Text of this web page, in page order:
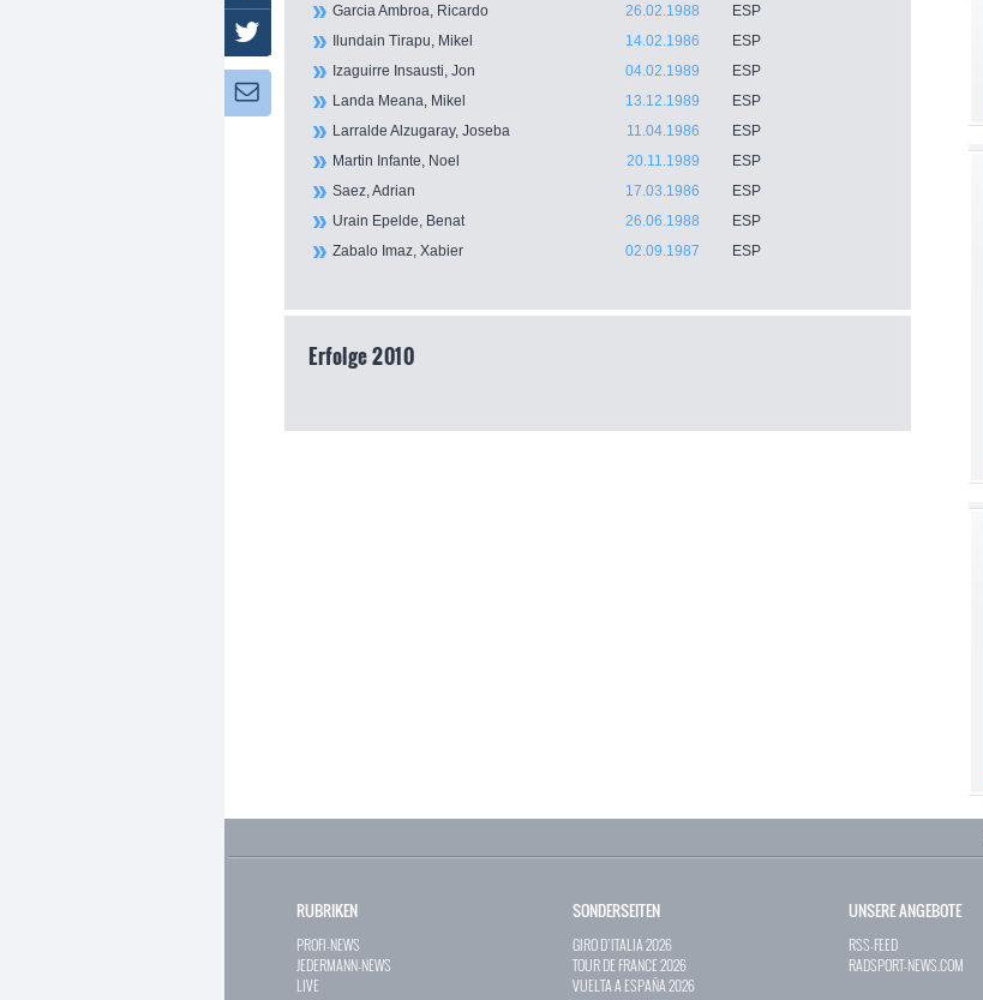
Garcia Ambroa, Ricardo
26.02.1988
ESP
Ilundain Tirapu, Mikel
14.02.1986
ESP
Izaguirre Insausti, Jon
04.02.1989
ESP
Landa Meana, Mikel
13.12.1989
ESP
Larralde Alzugaray, Joseba
11.04.1986
ESP
Martin Infante, Noel
20.11.1989
ESP
Saez, Adrian
17.03.1986
ESP
Urain Epelde, Benat
26.06.1988
ESP
Zabalo Imaz, Xabier
02.09.1987 ESP
Erfolge 2010
Twitter
Newsletter:
RUBRIKEN
PROFI-NEWS
JEDERMANN-NEWS
LIVE
SONDERSEITEN
GIRO D`ITALIA 2026
TOUR DE FRANCE 2026
VUELTA A ESPAÑA 2026
UNSERE ANGEBOTE
RSS-FEED
RADSPORT-NEWS.COM